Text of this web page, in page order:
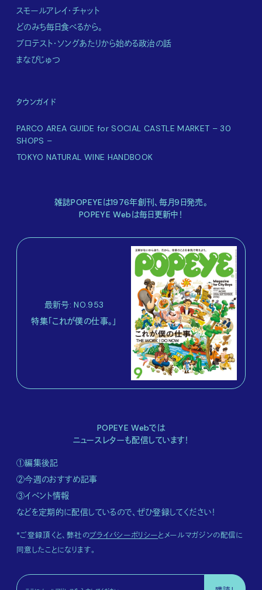
スモールアレイ・チャット
どのみち毎日食べるから。
プロテスト・ソングあたりから始める政治の話
まなびじゅつ
タウンガイド
PARCO AREA GUIDE for SOCIAL CASTLE MARKET – 30
SHOPS –
TOKYO NATURAL WINE HANDBOOK
雑誌POPEYEは1976年創刊、毎月9日発売。
POPEYE Webは毎日更新中！
最新号: NO.953
特集「これが僕の仕事。」
POPEYE Webでは
ニュースレターも配信しています！
①編集後記
②今週のおすすめ記事
③イベント情報
などを定期的に配信しているので、ぜひ登録してください！
*ご登録頂くと、弊社のプライバシーポリシーとメールマガジンの配信に
同意したことになります。